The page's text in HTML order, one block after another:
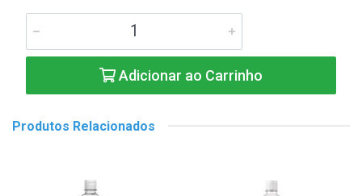
Adicionar ao Carrinho
Produtos Relacionados